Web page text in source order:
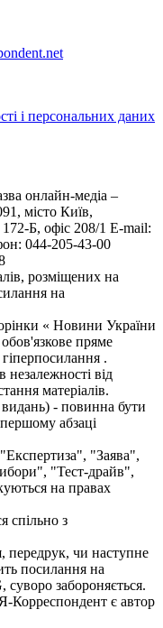
і персональних даних
онлайн-медіа –
місто Київ,
Б, офіс 208/1 E-mail:
044-205-43-00
розміщених на
на
« Новини України
пряме
.
від
матеріалів.
видань) - повинна бути
абзаці
"Заява",
"Тест-драйв",
на правах
спільно з
передрук, чи наступне
посилання на
забороняється.
Корреспондент є автор